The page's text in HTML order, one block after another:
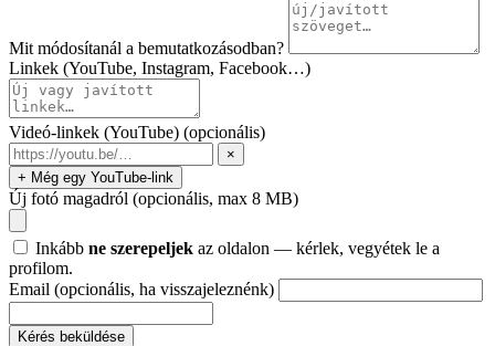
Mit módosítanál a bemutatkozásodban?
Linkek (YouTube, Instagram, Facebook…)
Videó-linkek (YouTube) (opcionális)
×
+ Még egy YouTube-link
Új fotó magadról (opcionális, max 8 MB)
Inkább ne szerepeljek az oldalon — kérlek, vegyétek le a
profilom.
Email (opcionális, ha visszajeleznénk)
Kérés beküldése